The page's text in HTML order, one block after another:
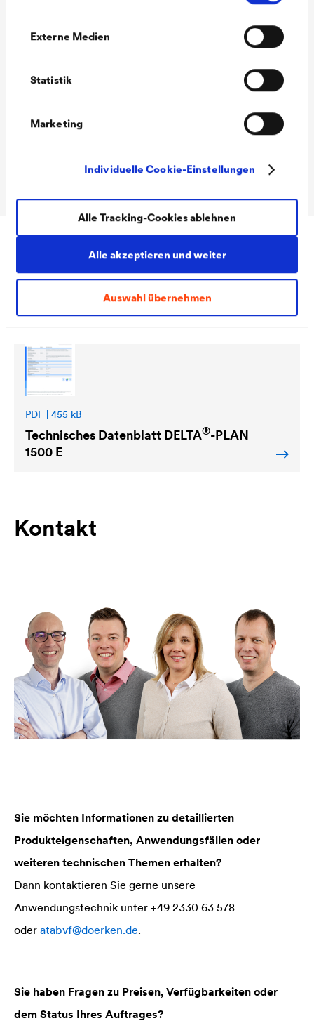
Externe Medien
Statistik
Marketing
Individuelle Cookie-Einstellungen
Alle akzeptieren und weiter
Auswahl übernehmen
Alle Tracking-Cookies ablehnen
von Wasser
Druckversuch)
t(en)
m x 4 m)
Downloads
PDF | 455 kB
Technisches Datenblatt DELTA®-PLAN
1500 E
Kontakt
Sie möchten Informationen zu detaillierten
Produkteigenschaften, Anwendungsfällen oder
weiteren technischen Themen erhalten?
Dann kontaktieren Sie gerne unsere
Anwendungstechnik unter +49 2330 63 578
oder atabvf@doerken.de.
Sie haben Fragen zu Preisen, Verfügbarkeiten oder
dem Status Ihres Auftrages?